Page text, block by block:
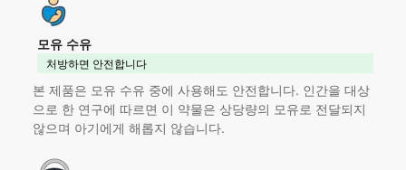
모유 수유
처방하면 안전합니다
본 제품은 모유 수유 중에 사용해도 안전합니다. 인간을 대상
으로 한 연구에 따르면 이 약물은 상당량의 모유로 전달되지
않으며 아기에게 해롭지 않습니다.